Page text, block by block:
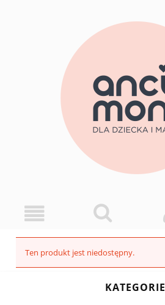
Ten produkt jest niedostępny.
KATEGORIE